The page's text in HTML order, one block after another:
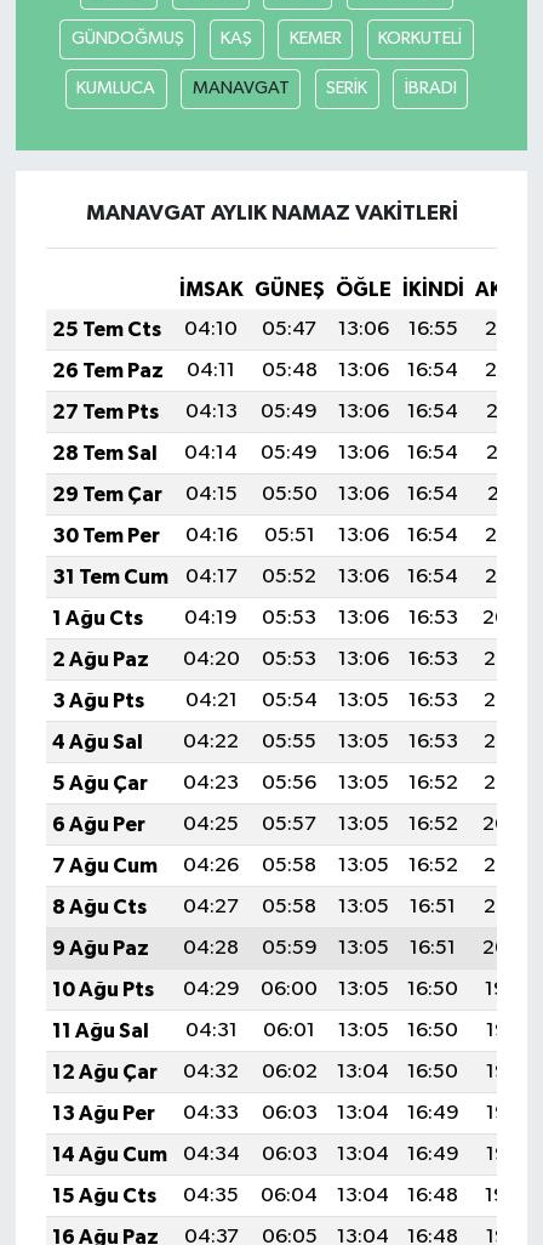
GÜNDOĞMUŞ KAŞ KEMER KORKUTELİ
KUMLUCA MANAVGAT SERİK İBRADI
MANAVGAT AYLIK NAMAZ VAKITLERI
İMSAK GÜNEŞ ÖĞLE İKINDI
25 Tem Cts
04:10 05:47 13:06 16:55
20:14
26 Tem Paz
04:11 05:48 13:06 16:54
20:14
27 Tem Pts
04:13 05:49 13:06 16:54
20:13
28 Tem Sal
04:14 05:49 13:06 16:54
20:12
29 Tem Çar
04:15 05:50 13:06 16:54
20:11
30 Tem Per
04:16 05:51 13:06 16:54
20:10
31 Tem Cum
04:17 05:52 13:06 16:54
20:10
1 Ağu Cts
04:19 05:53 13:06 16:53
20:09
2 Ağu Paz
04:20 05:53 13:06 16:53
20:08
3 Ağu Pts
04:21 05:54 13:05 16:53
20:07
4 Ağu Sal
04:22 05:55 13:05 16:53
20:06
5 Ağu Çar
04:23 05:56 13:05 16:52
20:05
6 Ağu Per
04:25 05:57 13:05 16:52
20:04
7 Ağu Cum
04:26 05:58 13:05 16:52
20:03
8 Ağu Cts
04:27 05:58 13:05 16:51
20:02
9 Ağu Paz
04:28 05:59 13:05 16:51
20:00
10 Ağu Pts
04:29 06:00 13:05 16:50
19:59
11 Ağu Sal
04:31 06:01 13:05 16:50
19:58
12 Ağu Çar
04:32 06:02 13:04 16:50
19:57
13 Ağu Per
04:33 06:03 13:04 16:49
19:56
14 Ağu Cum
04:34 06:03 13:04 16:49
19:55
15 Ağu Cts
04:35 06:04 13:04 16:48
19:54
16 Ağu Paz
04:37 06:05 13:04 16:48 19:52